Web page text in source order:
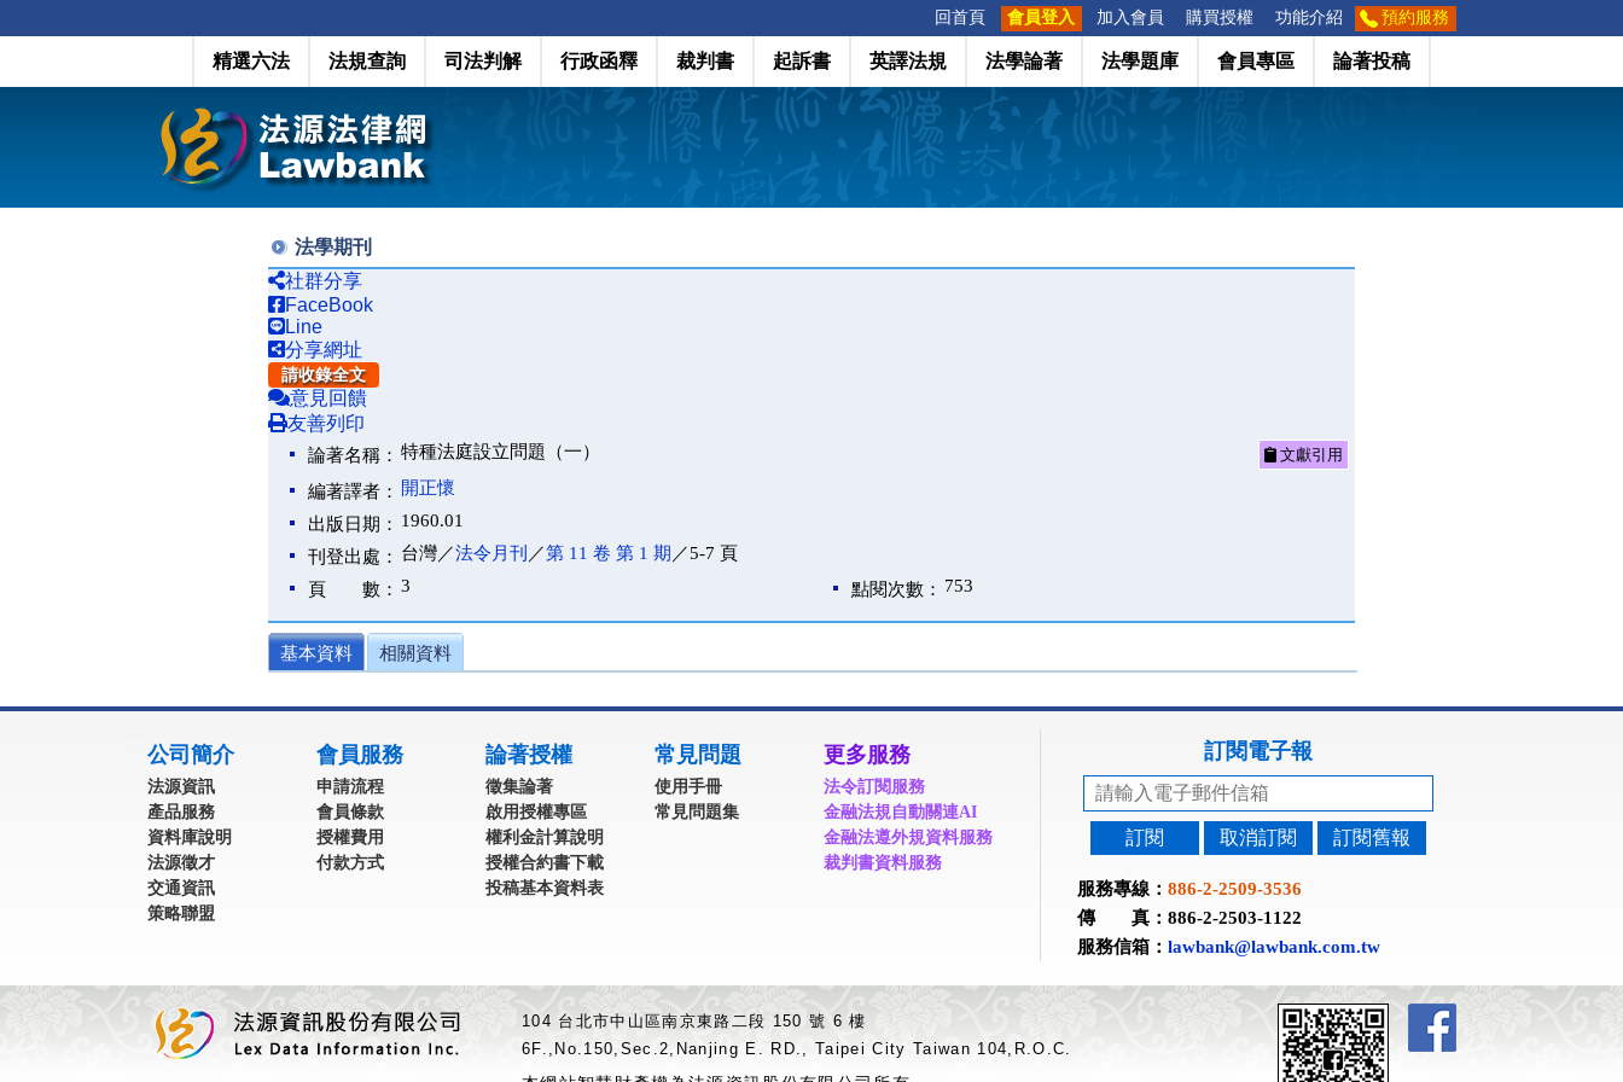
回首頁 會員登入 加入會員 購買授權 功能介紹 預約服務
精選六法 法規查詢 司法判解 行政函釋 裁判書 起訴書 英譯法規 法學論著 法學題庫 會員專區 論著投稿
法學期刊
社群分享
FaceBook
Line
分享網址
請收錄全文
意見回饋
友善列印
論著名稱： 特種法庭設立問題（一） 文獻引用
編著譯者：
開正懷
出版日期： 1960.01
刊登出處： 台灣／法令月刊 ／第 11 卷 第 1 期 ／5-7 頁
頁 數： 3 點閱次數： 753
基本資料 相關資料
公司簡介
法源資訊
產品服務
資料庫說明
法源徵才
交通資訊
策略聯盟
會員服務
申請流程
會員條款
授權費用
付款方式
論著授權
徵集論著
啟用授權專區
權利金計算說明
授權合約書下載
投稿基本資料表
常見問題
使用手冊
常見問題集
更多服務
法令訂閱服務
金融法規自動關連AI
金融法遵外規資料服務
裁判書資料服務
訂閱電子報
訂閱 取消訂閱 訂閱舊報
服務專線： 886-2-2509-3536
傳 真：886-2-2503-1122
服務信箱： lawbank@lawbank.com.tw
104 台北市中山區南京東路二段 150 號 6 樓
6F.,No.150,Sec.2,Nanjing E. RD., Taipei City Taiwan 104,R.O.C.